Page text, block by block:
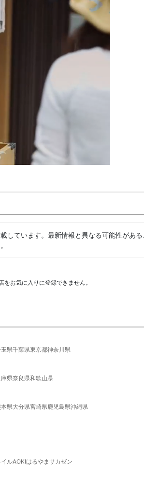
しています。最新情報と異なる可能性があ
お気に入りに登録できません。
県千葉県東京都神奈川県
県奈良県和歌山県
県大分県宮崎県鹿児島県沖縄県
ルAOKIはるやま サカゼン